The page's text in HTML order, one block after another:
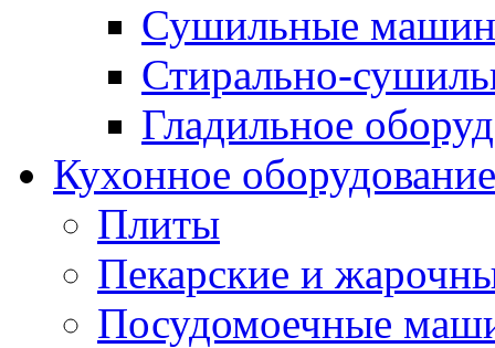
Сушильные
Стирально-
Гладильное
Кухонное оборудование
Плиты
Пекарские и
Посудомоечные